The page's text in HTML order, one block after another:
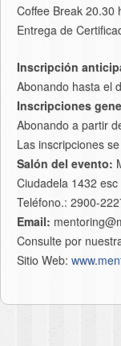
Coffee Break 20.30
Entrega de
Inscripción
Abonando hasta el
Inscripciones
Abonando a partir
Las inscripciones
Salón del evento:
Ciudadela 1432 esc
Teléfono.: 2900-
Email:
Consulte por
Sitio Web: